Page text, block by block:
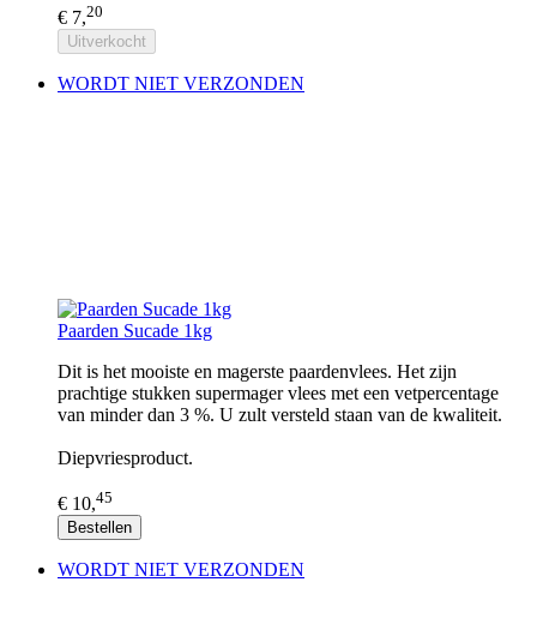
€ 7,20
Uitverkocht
WORDT NIET VERZONDEN
Paarden Sucade 1kg
Dit is het mooiste en magerste paardenvlees. Het zijn
prachtige stukken supermager vlees met een vetpercentage
van minder dan 3 %. U zult versteld staan van de kwaliteit.
Diepvriesproduct.
€ 10,45
Bestellen
WORDT NIET VERZONDEN